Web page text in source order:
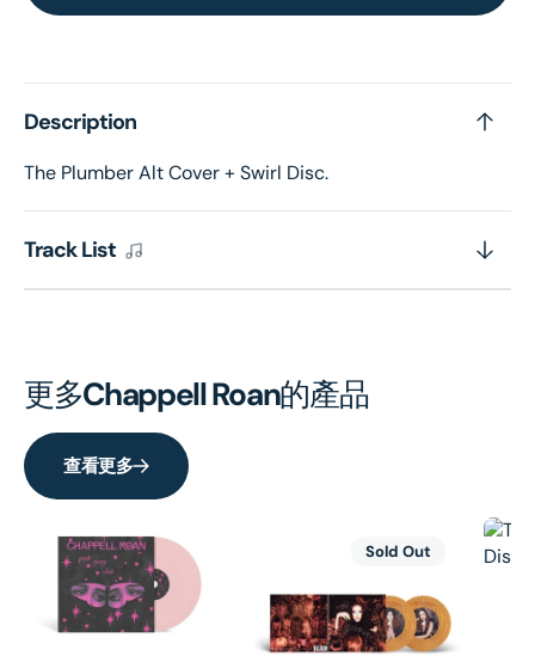
Description
The Plumber Alt Cover + Swirl Disc.
Track List
更多Chappell Roan的產品
查看更多
Sold Out